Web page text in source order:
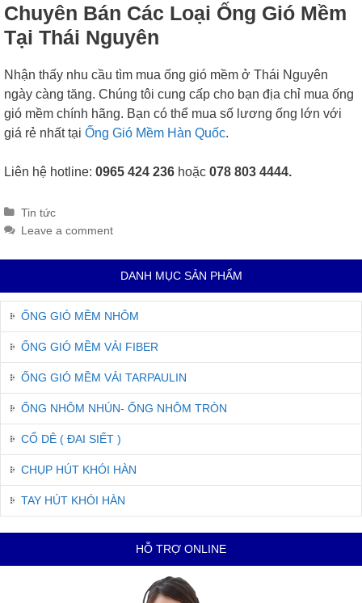
Chuyên Bán Các Loại Ống Gió Mềm
Tại Thái Nguyên
Nhận thấy nhu cầu tìm mua ống gió mềm ở Thái Nguyên
ngày càng tăng. Chúng tôi cung cấp cho bạn địa chỉ mua ống
gió mềm chính hãng. Bạn có thể mua số lương ống lớn với
giá rẻ nhất tại Ống Gió Mềm Hàn Quốc.
Liên hệ hotline: 0965 424 236 hoặc 078 803 4444.
Categories
Tin tức
Leave a comment
DANH MỤC SẢN PHẨM
ỐNG GIÓ MỀM NHÔM
ỐNG GIÓ MỀM VẢI FIBER
ỐNG GIÓ MỀM VẢI TARPAULIN
ỐNG NHÔM NHÚN- ỐNG NHÔM TRÒN
CỔ DÊ ( ĐAI SIẾT )
CHỤP HÚT KHÓI HÀN
TAY HÚT KHÓI HÀN
HỖ TRỢ ONLINE